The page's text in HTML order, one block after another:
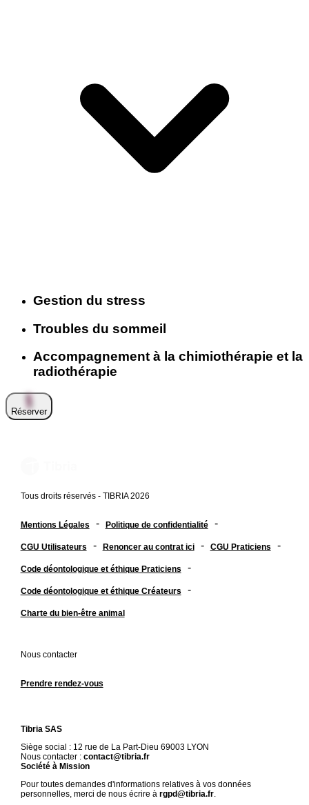
Gestion du stress
Troubles du sommeil
Accompagnement à la chimiothérapie et la
radiothérapie
Réserver
Tous droits réservés - TIBRIA 2026
Mentions Légales - Politique de confidentialité -
CGU Utilisateurs - Renoncer au contrat ici - CGU Praticiens -
Code déontologique et éthique Praticiens -
Code déontologique et éthique Créateurs -
Charte du bien-être animal
Nous contacter
Prendre rendez-vous
Tibria SAS
Siège social : 12 rue de La Part-Dieu 69003 LYON
Nous contacter : contact@tibria.fr
Société à Mission
Pour toutes demandes d'informations relatives à vos données
personnelles, merci de nous écrire à rgpd@tibria.fr.